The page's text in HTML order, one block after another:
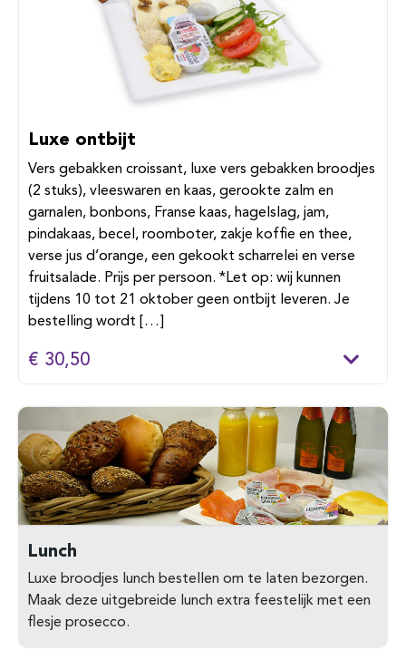
Luxe ontbijt
Vers gebakken croissant, luxe vers gebakken broodjes
(2 stuks), vleeswaren en kaas, gerookte zalm en
garnalen, bonbons, Franse kaas, hagelslag, jam,
pindakaas, becel, roomboter, zakje koffie en thee,
verse jus d’orange, een gekookt scharrelei en verse
fruitsalade. Prijs per persoon. *Let op: wij kunnen
tijdens 10 tot 21 oktober geen ontbijt leveren. Je
bestelling wordt […]
€ 30,50
Lunch
Luxe broodjes lunch bestellen om te laten bezorgen.
Maak deze uitgebreide lunch extra feestelijk met een
flesje prosecco.